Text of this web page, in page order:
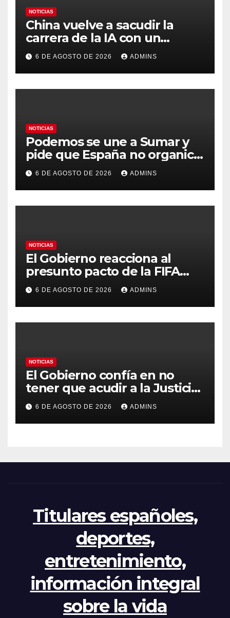
NOTICIAS
China vuelve a sacudir la
carrera de la IA con un
modelo capaz de trabajar
durante días sin intervención
humana
6 DE AGOSTO DE 2026 ADMINS
NOTICIAS
Podemos se une a Sumar y
pide que España no organice
el Mundial 2030 con
Marruecos por «atentar
contra la soberanía nacional»
6 DE AGOSTO DE 2026 ADMINS
NOTICIAS
El Gobierno reacciona al
presunto pacto de la FIFA
con Marruecos para acoger la
final del Mundial 2030:
«Tiene que ser en España»
6 DE AGOSTO DE 2026 ADMINS
NOTICIAS
El Gobierno confía en no
tener que acudir a la Justicia
por el reparto de menores
mientras el PP pide la
apertura del Congreso por la
6 DE AGOSTO DE 2026 ADMINS
Titulares españoles,
deportes,
entretenimiento,
información integral
sobre la vida